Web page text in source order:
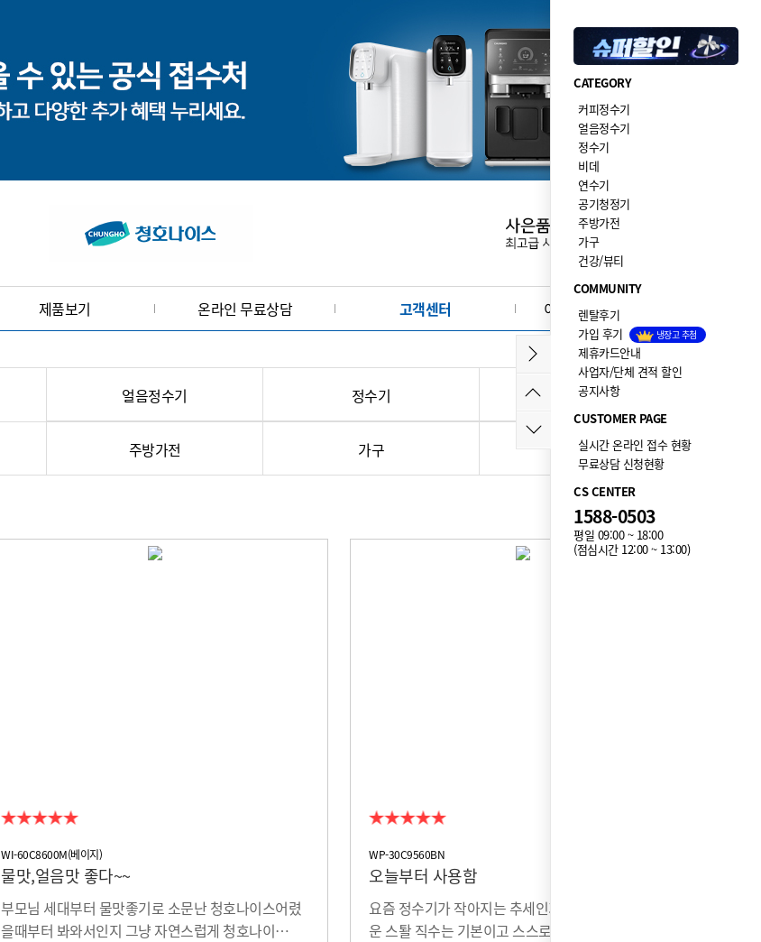
제품보기 온라인 무료상담 고객센터 이달의 이벤트·사은품
얼음정수기 정수기 비데
주방가전 가구 건강/뷰티
WI-60C8600M(베이지)
물맛,얼음맛 좋다~~
부모님 세대부터 물맛좋기로 소문난 청호나이스어렸
을때부터 봐와서인지 그냥 자연스럽게 청호나이…
WP-30C9560BN
오늘부터 사용함
요즘 정수기가 작아지는 추세인가 봐요심플하고 가벼
운 스퇄 직수는 기본이고 스스로 자가관리 …
CATEGORY
커피정수기
얼음정수기
정수기
비데
연수기
공기청정기
주방가전
가구
건강/뷰티
COMMUNITY
렌탈후기
가입 후기
냉장고 추첨
제휴카드안내
사업자/단체 견적 할인
공지사항
CUSTOMER PAGE
실시간 온라인 접수 현황
무료상담 신청현황
CS CENTER
1588-0503
평일 09:00 ~ 18:00
(점심시간 12:00 ~ 13:00)